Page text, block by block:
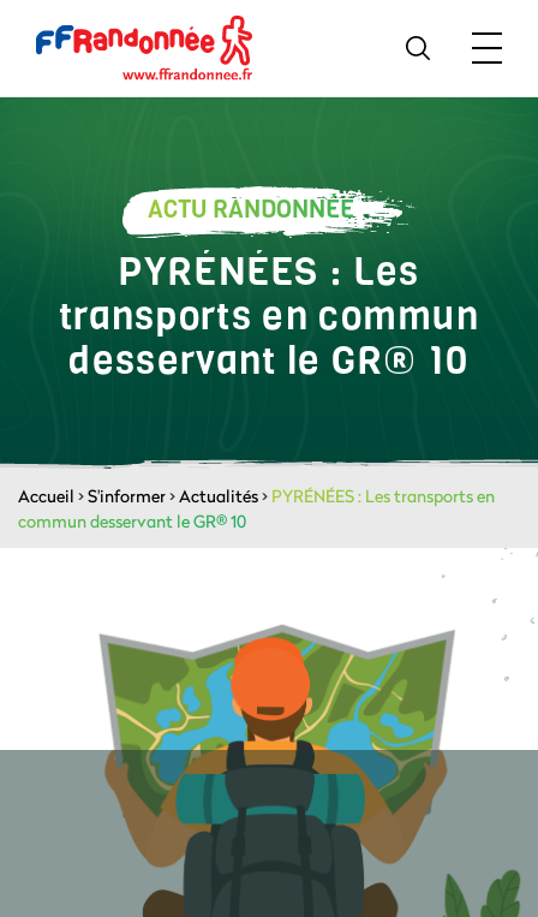
ACTU RANDONNÉE
PYRÉNÉES : Les
transports en commun
desservant le GR® 10
Accueil >S'informer>Actualités> PYRÉNÉES : Les transports en
commun desservant le GR® 10